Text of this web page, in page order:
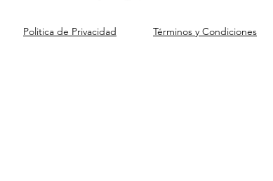
Politica de Privacidad Términos y Condiciones